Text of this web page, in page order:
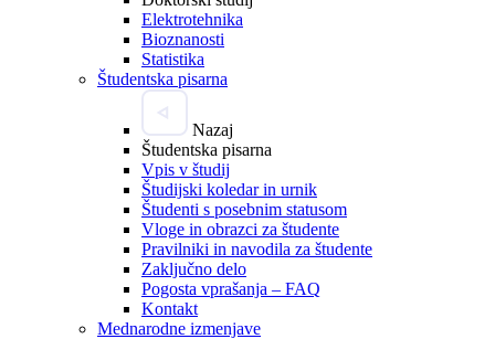
Elektrotehnika
Bioznanosti
Statistika
Študentska pisarna
Nazaj
Študentska pisarna
Vpis v študij
Študijski koledar in urnik
Študenti s posebnim statusom
Vloge in obrazci za študente
Pravilniki in navodila za študente
Zaključno delo
Pogosta vprašanja – FAQ
Kontakt
Mednarodne izmenjave